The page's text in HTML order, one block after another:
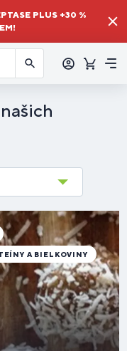
PLUS +30 %
sa
Košík
A BIELKOVINY